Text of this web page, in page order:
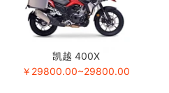
凯越 400X
￥29800.00~29800.00